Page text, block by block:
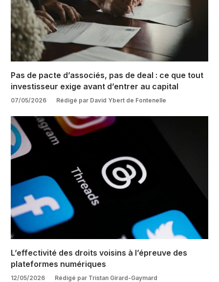
L’effectivité des droits voisins à l’épreuve des
plateformes numériques
12/05/2026 Rédigé par Tristan Girard-Gaymard
Pas de pacte d’associés, pas de deal : ce que tout
investisseur exige avant d’entrer au capital
07/05/2026 Rédigé par David Ybert de Fontenelle